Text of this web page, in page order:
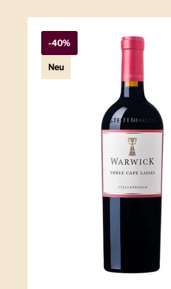
-40%
Neu